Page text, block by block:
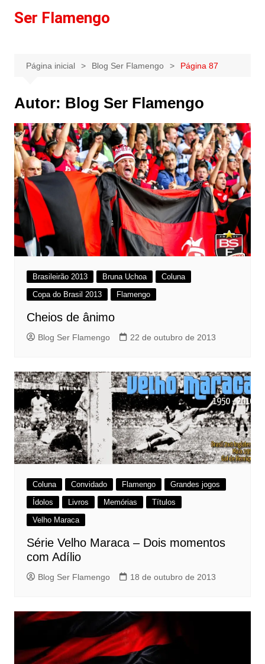
paraSer Flamengo
Página inicial Blog Ser Flamengo Página 87
Autor: Blog Ser Flamengo
Brasileirão 2013 Bruna Uchoa
Coluna
Copa do Brasil 2013
Flamengo
Cheios de ânimo
Blog Ser Flamengo 22 de outubro de 2013
Coluna Convidado Flamengo
Grandes jogos
Ídolos
Livros Memórias
Títulos
Velho Maraca
Série Velho Maraca – Dois momentos
com Adílio
Blog Ser Flamengo 18 de outubro de 2013